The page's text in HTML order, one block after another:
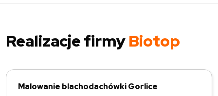
Realizacje firmyBiotop
Malowanie blachodachówki Gorlice